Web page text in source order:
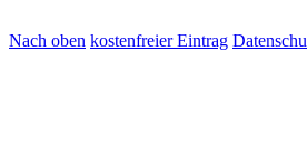
Nach oben kostenfreier Eintrag